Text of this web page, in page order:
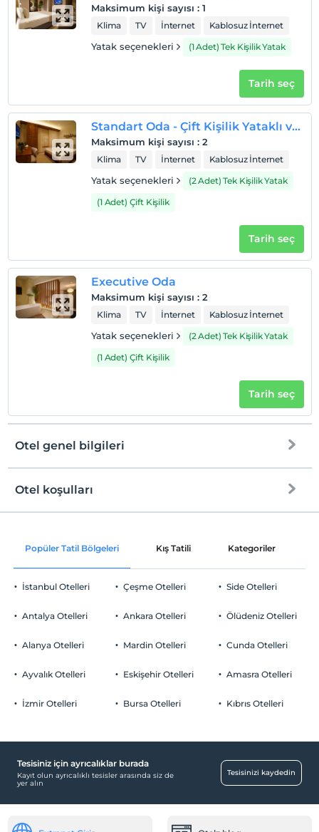
Sigara
Odalarda sigara içilmez
Her bir oda için 6 yaşına kadar 1 çocuk ücretsizdir
Maksimum kişi sayısı : 1
Klima TV İnternet Kablosuz İnternet
Yatak seçenekleri (1 Adet) Tek Kişilik Yatak
Tarih seç
Standart Oda - Çift Kişilik Yataklı veya İkiz Yataklı
Maksimum kişi sayısı : 2
Klima TV İnternet Kablosuz İnternet
Yatak seçenekleri
(2 Adet) Tek Kişilik Yatak
(1 Adet) Çift Kişilik
Tarih seç
Executive Oda
Maksimum kişi sayısı : 2
Klima TV İnternet Kablosuz İnternet
Yatak seçenekleri
(2 Adet) Tek Kişilik Yatak
(1 Adet) Çift Kişilik
Tarih seç
Otel genel bilgileri
Ortak alanlar ve tüm odalar
Otopark
Ücretsiz Özel Otopark
Yiyecek & İçecek
Otel koşulları
Check/in
Check/out
En geç saat 14:00 ve öncesi
Evcil Hayvan
2 yaşına kadar olan bebekler ücretsizdir.
Popüler Tatil Bölgeleri Kış Tatili Kategoriler
İstanbul Otelleri
Antalya Otelleri
Alanya Otelleri
Ayvalık Otelleri
İzmir Otelleri
Çeşme Otelleri
Ankara Otelleri
Mardin Otelleri
Eskişehir Otelleri
Bursa Otelleri
Side Otelleri
Ölüdeniz Otelleri
Cunda Otelleri
Amasra Otelleri
Kıbrıs Otelleri
Tesisiniz için ayrıcalıklar burada
Kayıt olun ayrıcalıklı tesisler arasında siz de
yer alın
Tesisinizi kaydedin